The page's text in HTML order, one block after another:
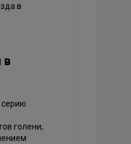
в
в
серию
голени,